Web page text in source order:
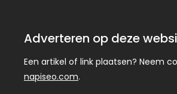
Adverteren op deze
Een artikel of link plaatsen? Neem
napiseo.com.